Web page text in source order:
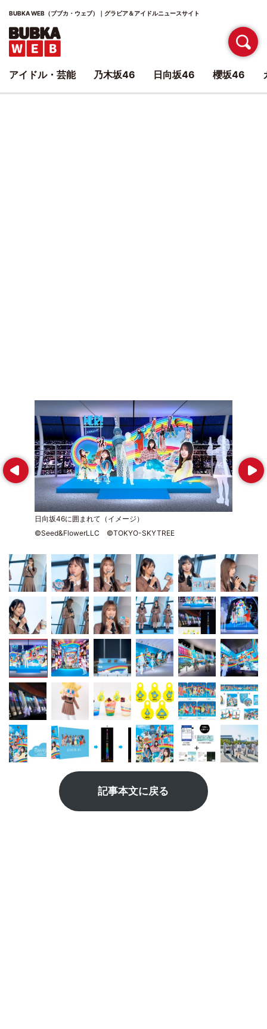
BUBKA WEB（ブブカ・ウェブ）｜グラビア＆アイドルニュースサイト
Prev
日向坂46に囲まれて（イメージ）
©Seed&FlowerLLC ©TOKYO-SKYTREE
Next
記事本文に戻る
アイドル・芸能 乃木坂46 日向坂46 櫻坂46